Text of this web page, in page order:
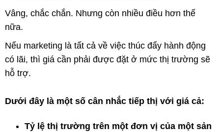
Vâng, chắc chắn. Nhưng còn nhiều điều hơn thế
nữa.
Nếu marketing là tất cả về việc thúc đẩy hành động
có lãi, thì giá cần phải được đặt ở mức thị trường sẽ
hỗ trợ.
Dưới đây là một số cân nhắc tiếp thị với giá cả:
Tỷ lệ thị trường trên một đơn vị của một sản